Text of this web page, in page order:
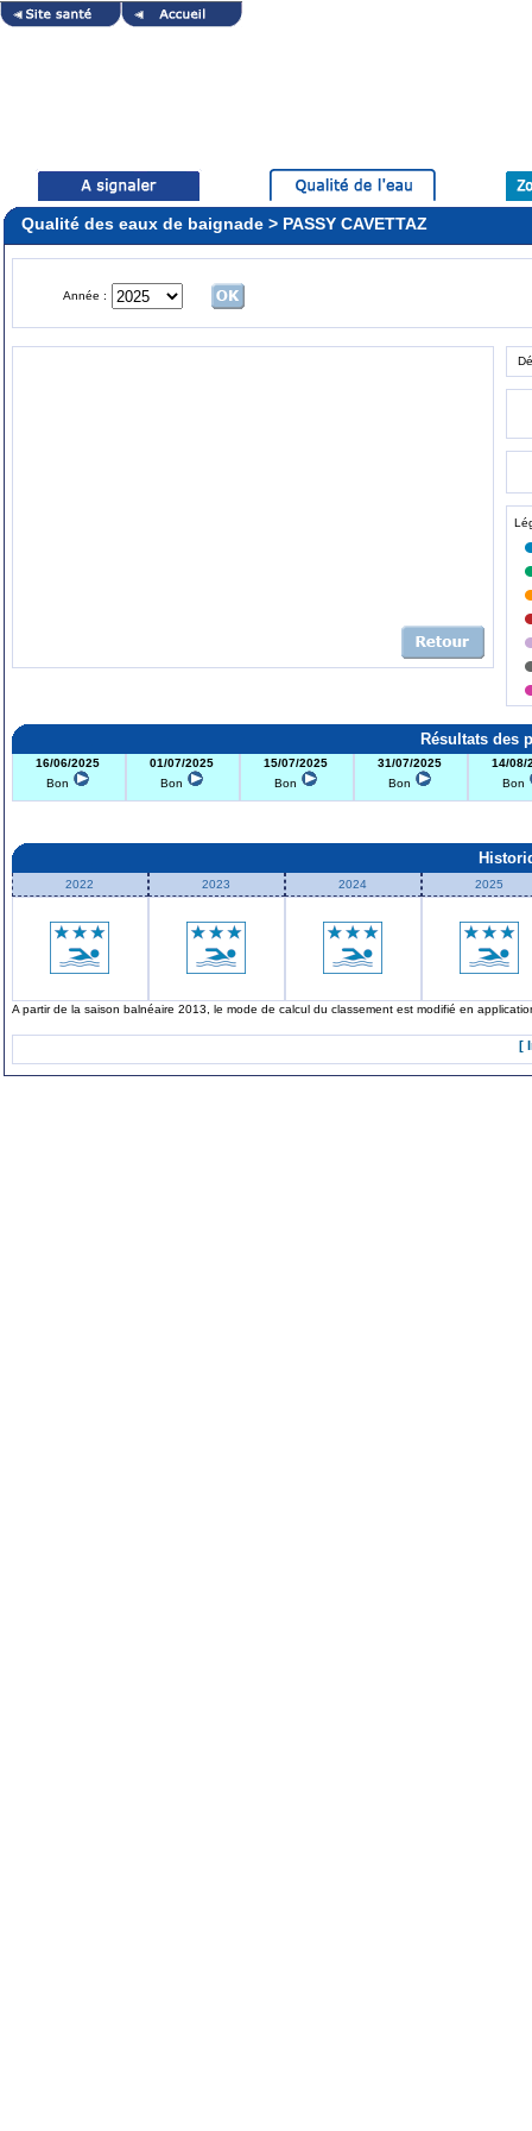
Qualité des eaux de baignade > PASSY CAVETTAZ
Année :
Résultats des
16/06/2025
Bon
01/07/2025
Bon
15/07/2025
Bon
31/07/2025
Bon
14/08/
Bon
2022 2023 2024 2025
A partir de la saison balnéaire 2013, le mode de calcul du classement est modifié en
[